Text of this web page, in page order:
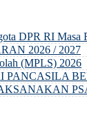
DPR RI Masa
2026 / 2027
(MPLS) 2026
PANCASILA